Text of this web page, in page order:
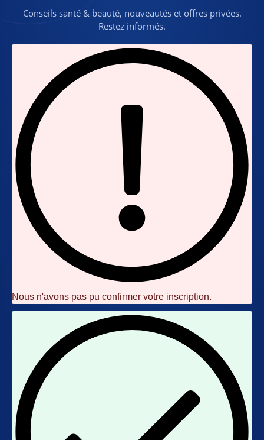
Conseils santé & beauté, nouveautés et offres privées.
Restez informés.
Nous n'avons pas pu confirmer votre inscription.